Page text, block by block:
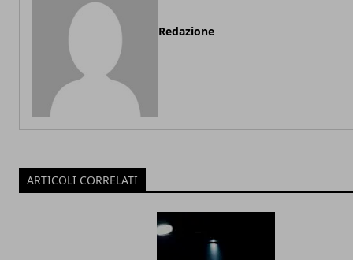
Redazione
ARTICOLI CORRELATI